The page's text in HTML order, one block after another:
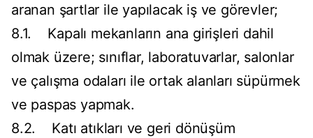
aranan şartlar ile yapılacak iş ve görevler;
8.1. Kapalı mekanların ana girişleri dahil
olmak üzere; sınıflar, laboratuvarlar, salonlar
ve çalışma odaları ile ortak alanları süpürmek
ve paspas yapmak.
8.2. Katı atıkları ve geri dönüşüm